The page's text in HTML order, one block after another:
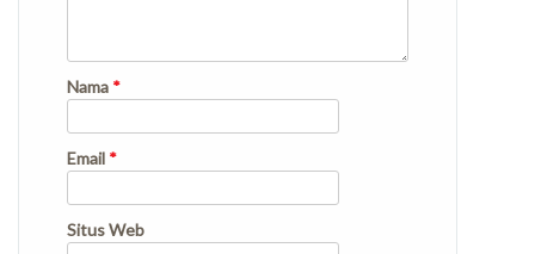
Nama *
Email *
Situs Web